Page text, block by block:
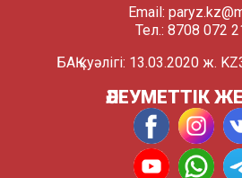
Email:
Тел.: 8708 072
БАҚ куәлігі: 13.03.2020 ж.
ӘЛЕУМЕТТІК